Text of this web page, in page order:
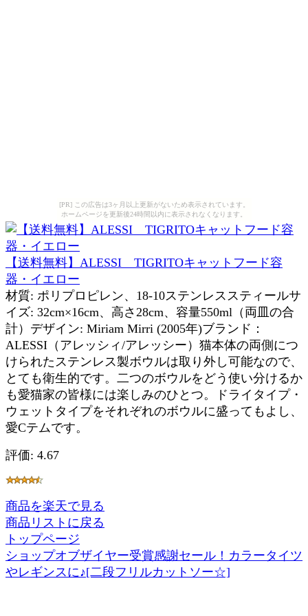
[PR] この広告は3ヶ月以上更新がないため表示されています。
ホームページを更新後24時間以内に表示されなくなります。
【送料無料】ALESSI TIGRITOキャットフード容
器・イエロー
材質: ポリプロピレン、18-10ステンレススティールサ
イズ: 32cm×16cm、高さ28cm、容量550ml（両皿の合
計）デザイン: Miriam Mirri (2005年)ブランド：
ALESSI（アレッシィ/アレッシー）猫本体の両側につ
けられたステンレス製ボウルは取り外し可能なので、
とても衛生的です。二つのボウルをどう使い分けるか
も愛猫家の皆様には楽しみのひとつ。ドライタイプ・
ウェットタイプをそれぞれのボウルに盛ってもよし、
愛Cテムです。
評価: 4.67
商品を楽天で見る
商品リストに戻る
トップページ
ショップオブザイヤー受賞感謝セール！カラータイツ
やレギンスに♪[二段フリルカットソー☆]